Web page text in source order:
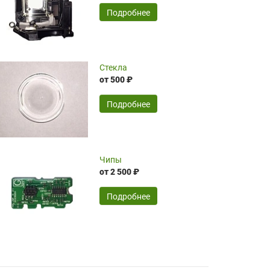
временные затраты по достаточно
оптимизированной стоимости, чему
чрезмерно благодарны!)))
SERGEY FOURSOV,24.04.2026
широкий ассортимент ламп, как оригиналов,
так и аналогов.Быстрое оформление и
передача в доставку, приемлемые цены. Мне
понравилось.
Читать полностью
16.04.2026
Подробнее
Стекла
от 500 ₽
Подробнее
Чипы
от 2 500 ₽
Подробнее